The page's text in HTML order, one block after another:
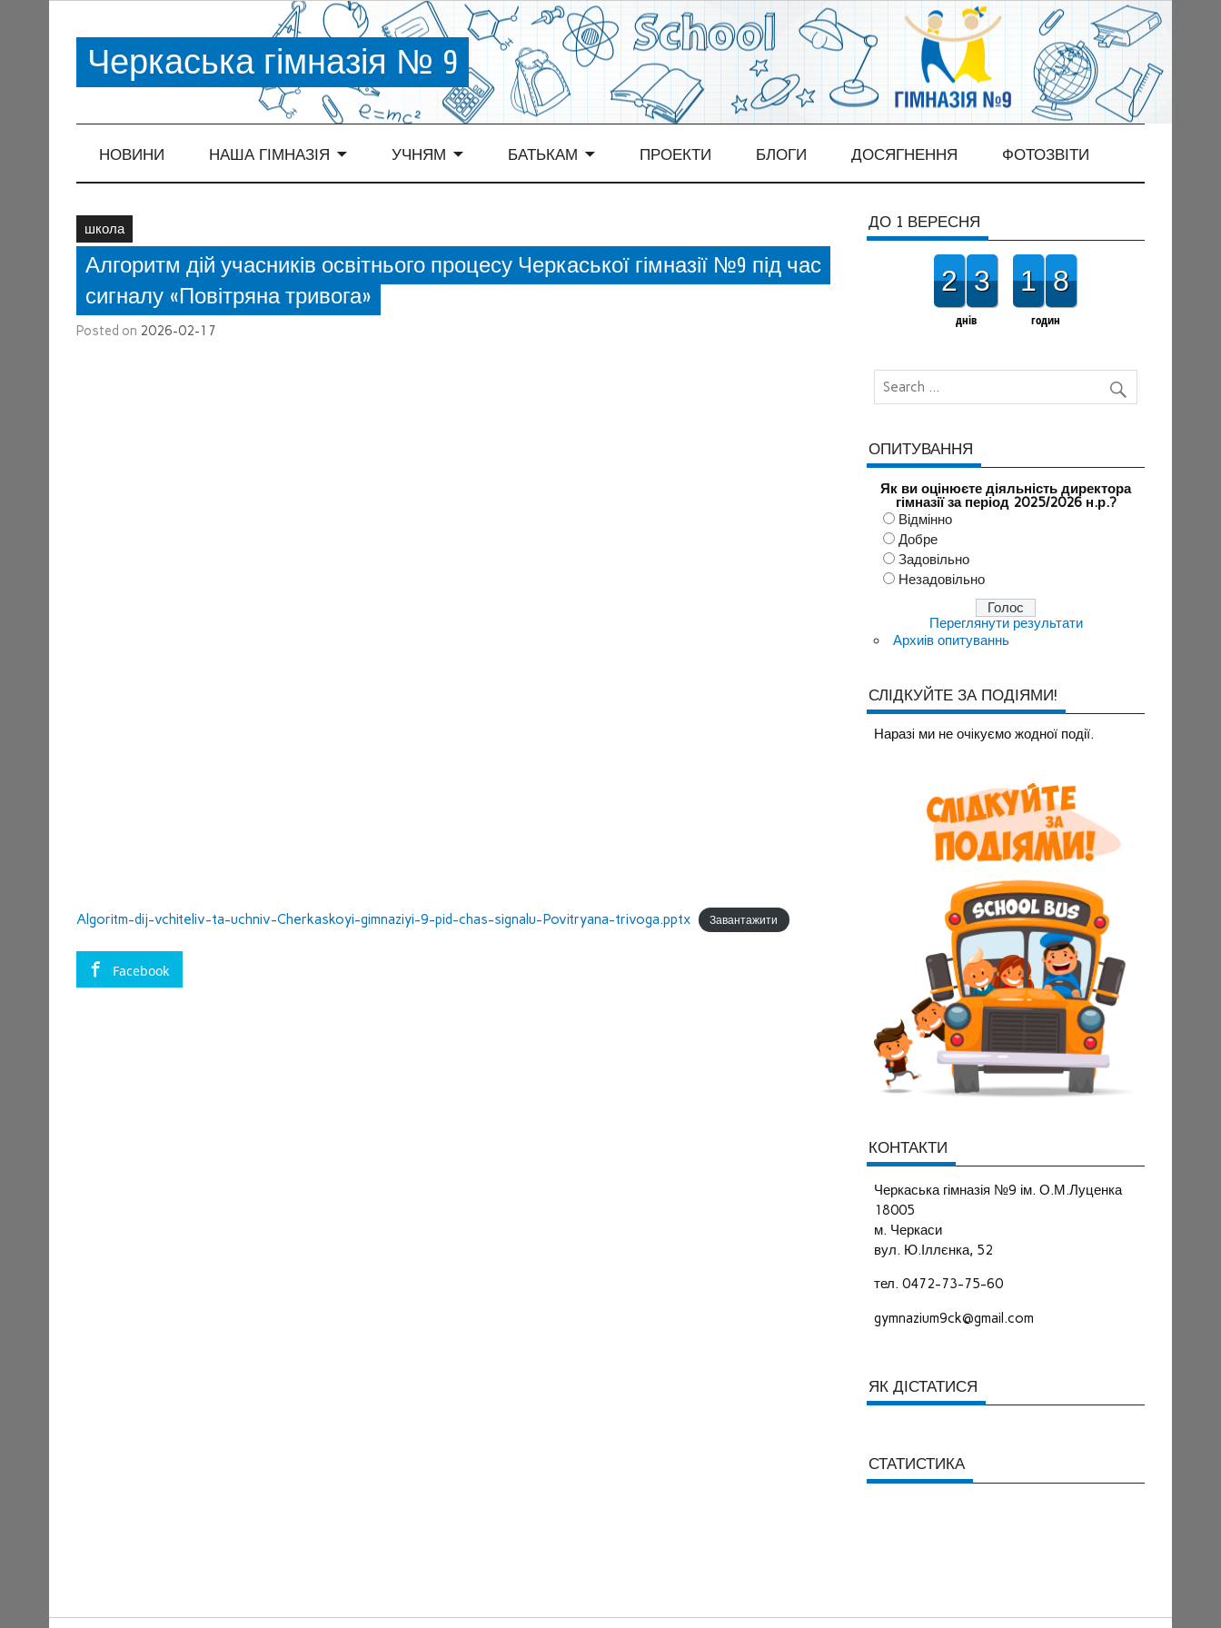
Черкаська гімназія № 9
НОВИНИ НАША ГІМНАЗІЯ УЧНЯМ БАТЬКАМ ПРОЕКТИ БЛОГИ ДОСЯГНЕННЯ ФОТОЗВІТИ
школа
Алгоритм дій учасників освітнього процесу Черкаської гімназії №9 під час
сигналу «Повітряна тривога»
Posted on 2026-02-17
Algoritm-dij-vchiteliv-ta-uchniv-Cherkaskoyi-gimnaziyi-9-pid-chas-signalu-Povitryana-trivoga.pptx Завантажити
Facebook
ДО 1 ВЕРЕСНЯ
2 3
днів
1 8
годин
ОПИТУВАННЯ
Як ви оцінюєте діяльність директора
гімназії за період 2025/2026 н.р.?
Відмінно
Добре
Задовільно
Незадовільно
Переглянути результати
Архиів опитуваннь
СЛІДКУЙТЕ ЗА ПОДІЯМИ!
Наразi ми не очiкуємо жодної події.
КОНТАКТИ
Черкаська гімназія №9 ім. О.М.Луценка
18005
м. Черкаси
вул. Ю.Іллєнка, 52
тел. 0472-73-75-60
gymnazium9ck@gmail.com
ЯК ДІСТАТИСЯ
СТАТИСТИКА